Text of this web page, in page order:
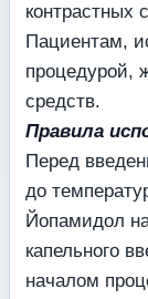
контрастных
Пациентам,
процедурой,
средств.
Правила
Перед
до
Йопамидол
капельного
началом